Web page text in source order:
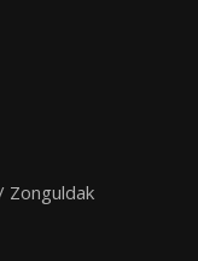
Zonguldak